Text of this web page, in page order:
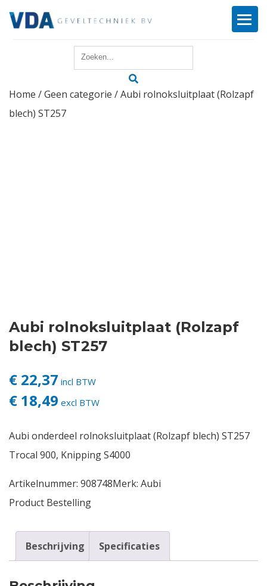
Reparatie
Login
Home /Geen categorie / Aubi rolnoksluitplaat (Rolzapf
blech) ST257
Aubi rolnoksluitplaat (Rolzapf
blech) ST257
€ 22,37 incl BTW
€ 18,49 excl BTW
Aubi onderdeel rolnoksluitplaat (Rolzapf blech) ST257
Trocal 900, Knipping S4000
Artikelnummer: 908748Merk: Aubi
Product Bestelling
Beschrijving Specificaties